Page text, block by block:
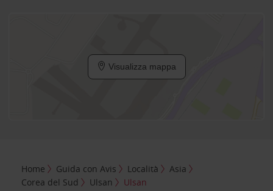
Visualizza mappa
Home Guida con Avis Località
Asia
Corea del Sud
Ulsan Ulsan